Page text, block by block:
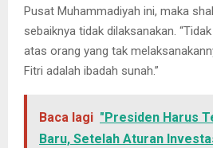
Pusat Muhammadiyah ini, maka
sebaiknya tidak dilaksanakan.
atas orang yang tak
Fitri adalah ibadah sunah.”
Baca lagi "Presiden Harus
Baru, Setelah Aturan